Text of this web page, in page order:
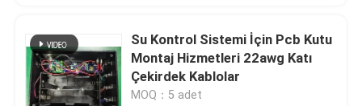
Su Kontrol Sistemi İçin Pcb Kutu
Montaj Hizmetleri 22awg Katı
Çekirdek Kablolar
MOQ：5 adet